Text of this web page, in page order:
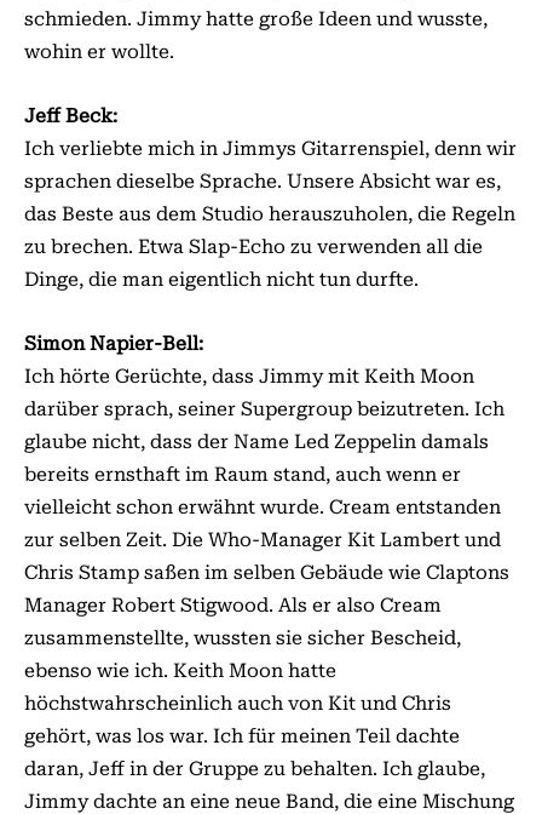
schmieden. Jimmy hatte große Ideen und wusste,
wohin er wollte.
Jeff Beck:
Ich verliebte mich in Jimmys Gitarrenspiel, denn wir
sprachen dieselbe Sprache. Unsere Absicht war es,
das Beste aus dem Studio herauszuholen, die Regeln
zu brechen. Etwa Slap-Echo zu verwenden all die
Dinge, die man eigentlich nicht tun durfte.
Simon Napier-Bell:
Ich hörte Gerüchte, dass Jimmy mit Keith Moon
darüber sprach, seiner Supergroup beizutreten. Ich
glaube nicht, dass der Name Led Zeppelin damals
bereits ernsthaft im Raum stand, auch wenn er
vielleicht schon erwähnt wurde. Cream entstanden
zur selben Zeit. Die Who-Manager Kit Lambert und
Chris Stamp saßen im selben Gebäude wie Claptons
Manager Robert Stigwood. Als er also Cream
zusammenstellte, wussten sie sicher Bescheid,
ebenso wie ich. Keith Moon hatte
höchstwahrscheinlich auch von Kit und Chris
gehört, was los war. Ich für meinen Teil dachte
daran, Jeff in der Gruppe zu behalten. Ich glaube,
Jimmy dachte an eine neue Band, die eine Mischung